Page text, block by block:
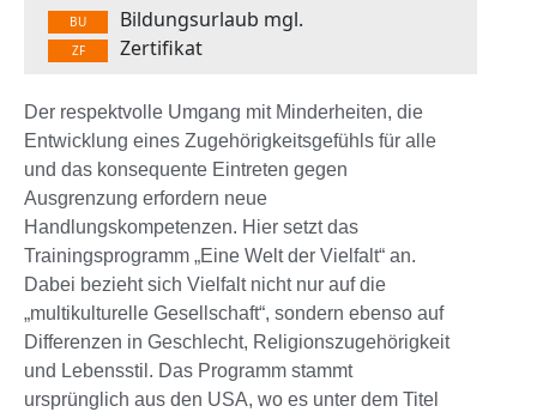
BU Bildungsurlaub mgl.
ZF Zertifikat
Der respektvolle Umgang mit Minderheiten, die
Entwicklung eines Zugehörigkeitsgefühls für alle
und das konsequente Eintreten gegen
Ausgrenzung erfordern neue
Handlungskompetenzen. Hier setzt das
Trainingsprogramm „Eine Welt der Vielfalt“ an.
Dabei bezieht sich Vielfalt nicht nur auf die
„multikulturelle Gesellschaft“, sondern ebenso auf
Differenzen in Geschlecht, Religionszugehörigkeit
und Lebensstil. Das Programm stammt
ursprünglich aus den USA, wo es unter dem Titel